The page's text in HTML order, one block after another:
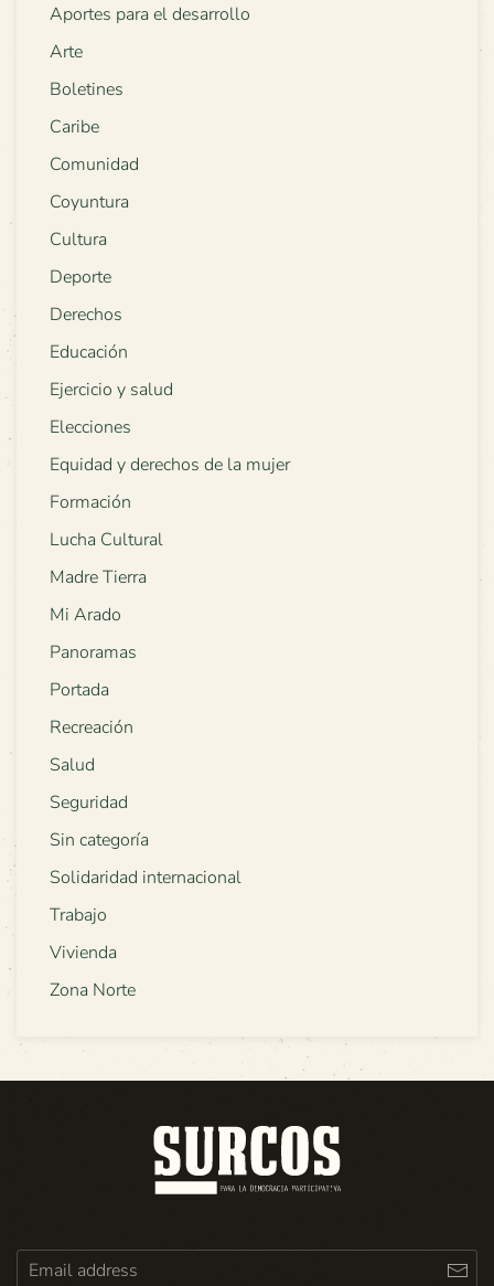
Aportes para el desarrollo
Arte
Boletines
Caribe
Comunidad
Coyuntura
Cultura
Deporte
Derechos
Educación
Ejercicio y salud
Elecciones
Equidad y derechos de la mujer
Formación
Lucha Cultural
Madre Tierra
Mi Arado
Panoramas
Portada
Recreación
Salud
Seguridad
Sin categoría
Solidaridad internacional
Trabajo
Vivienda
Zona Norte